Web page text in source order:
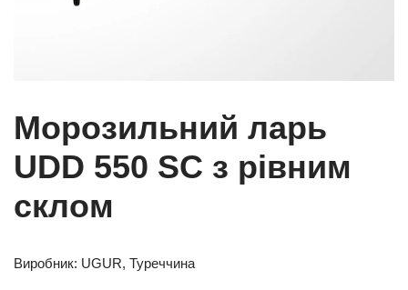
Морозильний ларь
UDD 550 SC з рівним
склом
Виробник: UGUR, Туреччина